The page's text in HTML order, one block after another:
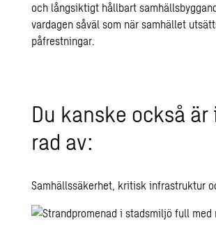
och långsiktigt hållbart
vardagen såväl som när samhället
påfrestningar.
Du kanske också
rad av:
Samhällssäkerhet, kritisk infrastruktur